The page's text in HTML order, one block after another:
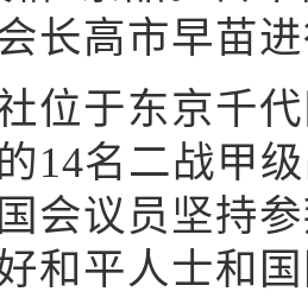
长高市早苗
于东京千代
14名二战甲
会议员坚持
和平人士和